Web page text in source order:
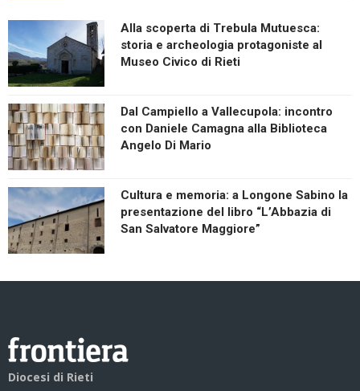
Alla scoperta di Trebula Mutuesca:
storia e archeologia protagoniste al
Museo Civico di Rieti
Dal Campiello a Vallecupola: incontro
con Daniele Camagna alla Biblioteca
Angelo Di Mario
Cultura e memoria: a Longone Sabino la
presentazione del libro “L’Abbazia di
San Salvatore Maggiore”
Diocesi di Rieti